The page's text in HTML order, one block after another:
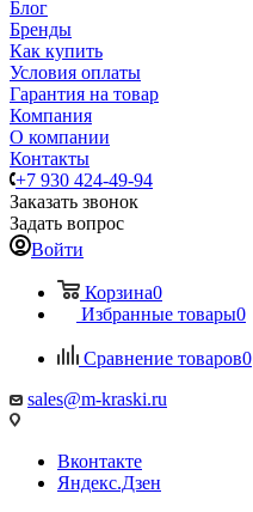
Блог
Бренды
Как купить
Условия оплаты
Гарантия на товар
Компания
О компании
Контакты
+7 930 424-49-94
Заказать звонок
Задать вопрос
Войти
Корзина0
Избранные товары0
Сравнение товаров0
sales@m-kraski.ru
Вконтакте
Яндекс.Дзен